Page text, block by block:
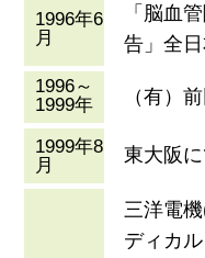
1996年6
月
「脳血
告」全
1996～
1999年
（有）
1999年8
月
東大阪
三洋電
ディカ